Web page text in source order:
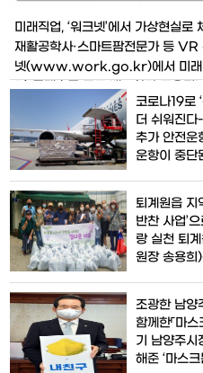
미래직업, ‘워크넷’에서 가상현실
재활공학사·스마트팜전문가 등
넷(www.work.go.kr)에서 미래
R) 콘텐츠를 무료 배포한다.고용정
효과적인 방법 중 하나는 체험이지
기때문에 VR체험 콘텐츠를 개발해
용정보원에서는 2017년
코로나19로
더 쉬워진다
추가 안전운
운항이 중단
실을 활용,
안전운항기
다고 밝혔다
로 향하는
톤의 방호복
퇴계원읍 지
반찬 사업’
랑 실천 퇴
원장 송용희
찬 밑반찬
동에 참여한
감염 예방을
저소득 독거
조광한 남양
함께한「마
기 남양주시
해준 ‘마스